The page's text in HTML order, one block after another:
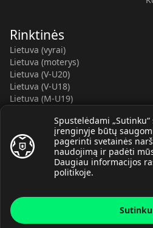
Spustelėdami
įrenginyje būtų
pagerinti svetainės
naudojimą ir padėti
Daugiau informacijos
politikoje.
Sutinku
Rinktinės
Lietuva (vyrai)
Lietuva (moterys)
Lietuva (V-U20)
Lietuva (V-U18)
Lietuva (M-U19)
Lietuva (M-U16)